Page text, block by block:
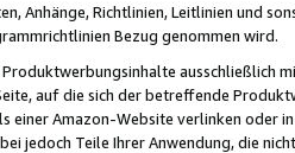
Anhänge, Richtlinien, Leitlinien und
Bezug genommen wird.
ausschließlich
auf die sich der betreffende
einer Amazon-Website verlinken oder
jedoch Teile Ihrer Anwendung, die